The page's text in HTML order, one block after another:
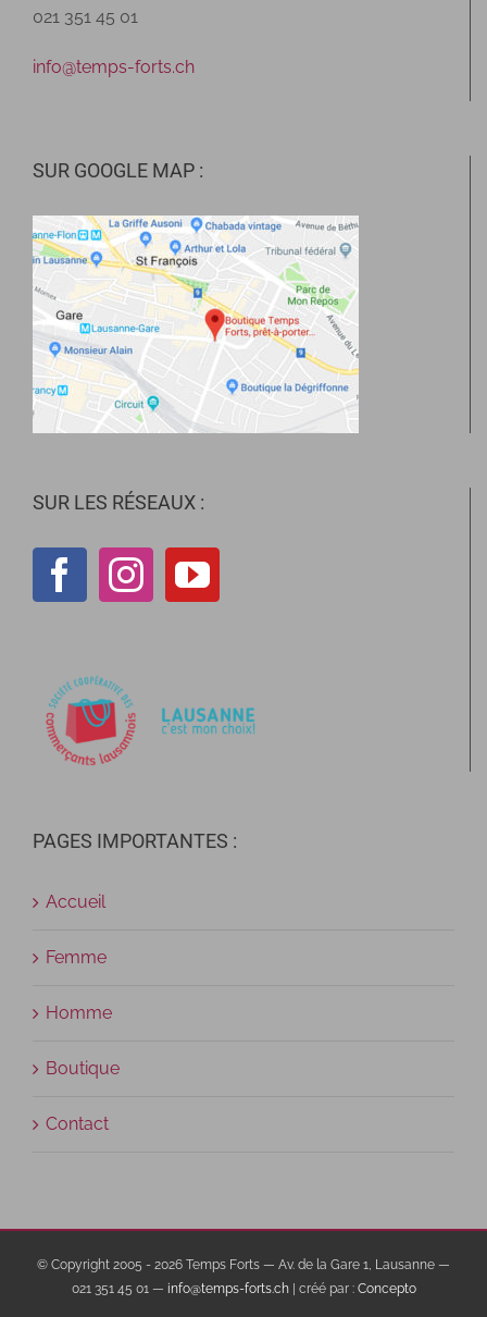
021 351 45 01
info@temps-forts.ch
SUR GOOGLE MAP :
SUR LES RÉSEAUX :
PAGES IMPORTANTES :
Accueil
Femme
Homme
Boutique
Contact
© Copyright 2005 - 2026 Temps Forts — Av. de la Gare 1, Lausanne —
021 351 45 01 — info@temps-forts.ch| créé par : Concepto